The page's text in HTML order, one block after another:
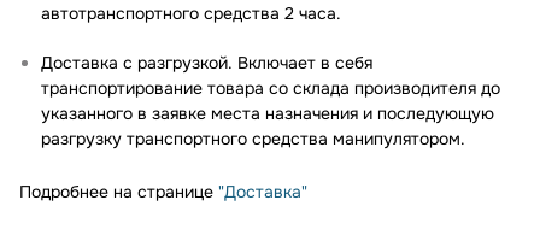
автотранспортного средства 2 часа.
Доставка с разгрузкой. Включает в себя
транспортирование товара со склада производителя до
указанного в заявке места назначения и последующую
разгрузку транспортного средства манипулятором.
Подробнее на странице "Доставка"